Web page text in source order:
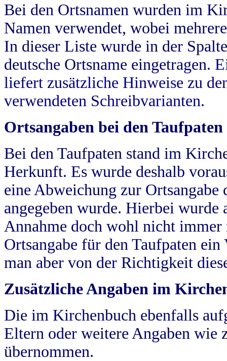
Bei den Ortsnamen wurden im
Namen verwendet, wobei
In dieser Liste wurde in der
deutsche Ortsname eingetragen.
liefert zusätzliche Hinweise zu
verwendeten Schreibvarianten.
Ortsangaben bei den Taufpaten
Bei den Taufpaten stand im
Herkunft. Es wurde deshalb
eine Abweichung zur
angegeben wurde. Hierbei wurde
Annahme doch wohl nicht
Ortsangabe für den Taufpaten
man aber von der Richtigkeit
Zusätzliche Angaben im
Die im Kirchenbuch ebenfalls
Eltern oder weitere Angaben wie
übernommen.